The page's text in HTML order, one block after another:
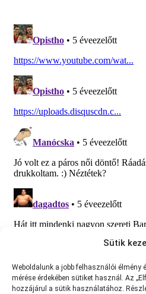
Sütik
Weboldalunk a jobb felhasználói
mérése érdekében sütiket használ. Az
hozzájárul a sütik használatához.